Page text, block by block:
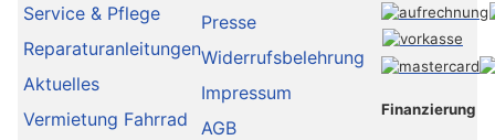
Service & Pflege
Reparaturanleitungen
Aktuelles
Vermietung Fahrrad
Presse
Widerrufsbelehrung
Impressum
AGB
Finanzierung